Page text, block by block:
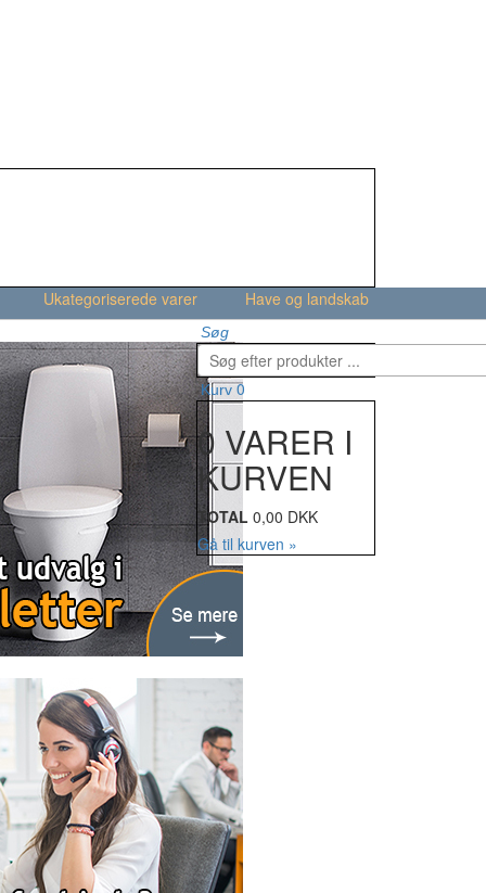
Ukategoriserede varer Have og landskab
Søg
Kurv 0
0 VARER I
KURVEN
TOTAL 0,00 DKK
Gå til kurven »